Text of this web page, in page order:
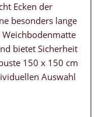
Ecken der
besonders lange
Weichbodenmatte
bietet Sicherheit
150 x 150 cm
Auswahl